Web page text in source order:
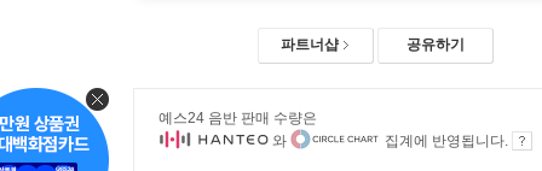
파트너샵 공유하기
예스24 음반 판매 수량은
와
집계에 반영됩니다.